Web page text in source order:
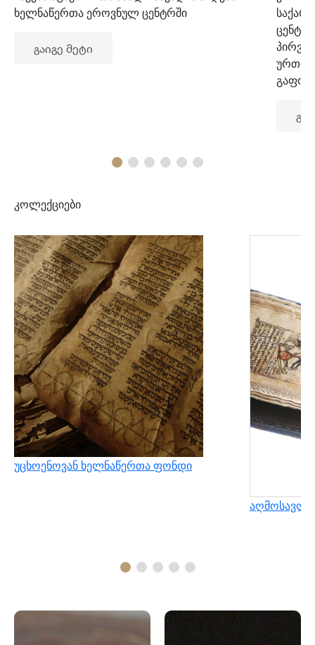
ხელნაწერთა ეროვნულ ცენტრში
გაიგე მეტი
კოლექციები
უცხოენოვან ხელნაწერთა ფონდი